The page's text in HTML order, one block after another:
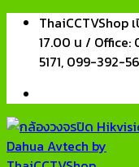
Skip
content
ThaiCCTVShop
17.00 น /
5171, 099-392-